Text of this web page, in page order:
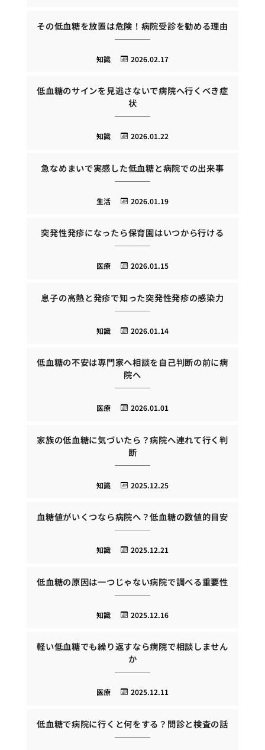
その低血糖を放置は危険！病院受診を勧める理由
2026.02.17
知識
低血糖のサインを見逃さないで病院へ行くべき症
状
2026.01.22
知識
急なめまいで実感した低血糖と病院での出来事
2026.01.19
生活
突発性発疹になったら保育園はいつから行ける
2026.01.15
医療
息子の高熱と発疹で知った突発性発疹の感染力
2026.01.14
知識
低血糖の不安は専門家へ相談を自己判断の前に病
院へ
2026.01.01
医療
家族の低血糖に気づいたら？病院へ連れて行く判
断
2025.12.25
知識
血糖値がいくつなら病院へ？低血糖の数値的目安
2025.12.21
知識
低血糖の原因は一つじゃない病院で調べる重要性
2025.12.16
知識
軽い低血糖でも繰り返すなら病院で相談しません
か
2025.12.11
医療
低血糖で病院に行くと何をする？問診と検査の話